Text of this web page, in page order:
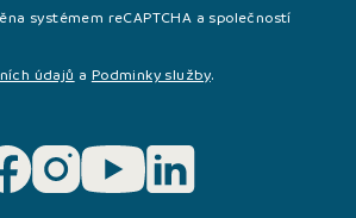
systémem reCAPTCHA a společností
údajů a Podminky služby.